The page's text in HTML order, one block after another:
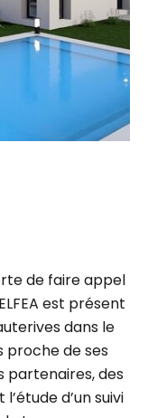
est présent
dans le
proche de ses
des
d’un suivi
temps…